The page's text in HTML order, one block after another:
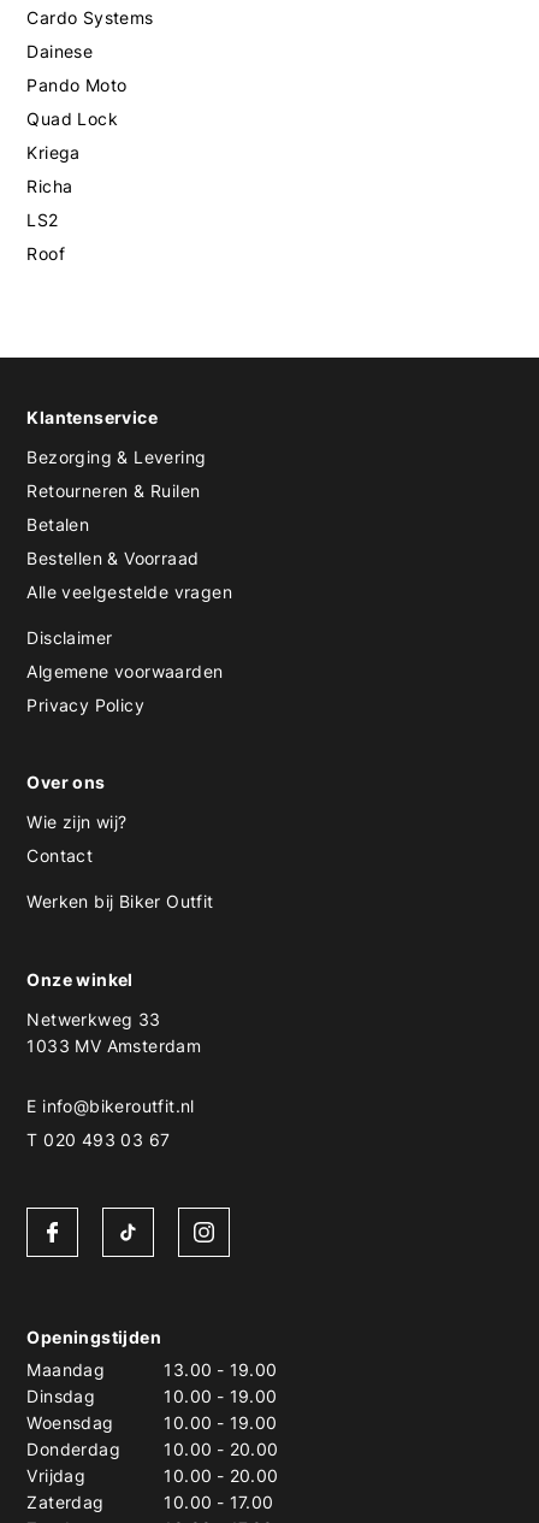
Cardo Systems
Dainese
Pando Moto
Quad Lock
Kriega
Richa
LS2
Roof
Klantenservice
Bezorging & Levering
Retourneren & Ruilen
Betalen
Bestellen & Voorraad
Alle veelgestelde vragen
Disclaimer
Algemene voorwaarden
Privacy Policy
Over ons
Wie zijn wij?
Contact
Werken bij Biker Outfit
Onze winkel
Netwerkweg 33
1033 MV Amsterdam
E info@bikeroutfit.nl
T 020 493 03 67
Openingstijden
Maandag
13.00 - 19.00
Dinsdag
10.00 - 19.00
Woensdag
10.00 - 19.00
Donderdag
10.00 - 20.00
Vrijdag
10.00 - 20.00
Zaterdag
10.00 - 17.00